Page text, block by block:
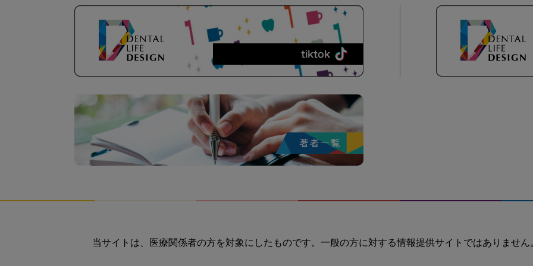
当サイトは、医療関係者の方を対象にしたものです。一般の方に対する情報提供サイトではありません